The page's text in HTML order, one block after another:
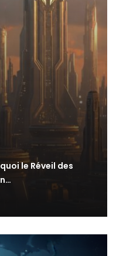
le Réveil des